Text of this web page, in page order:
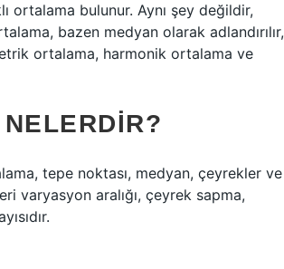
ortalama bulunur. Aynı şey değildir,
bazen medyan olarak adlandırılır,
ortalama, harmonik ortalama ve
tepe noktası, medyan, çeyrekler ve
varyasyon aralığı, çeyrek sapma,